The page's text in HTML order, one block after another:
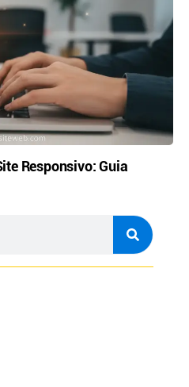
Responsivo: Guia